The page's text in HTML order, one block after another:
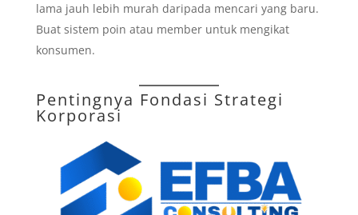
lama jauh lebih murah daripada mencari yang baru.
Buat sistem poin atau member untuk mengikat
konsumen.
Pentingnya Fondasi Strategi
Korporasi